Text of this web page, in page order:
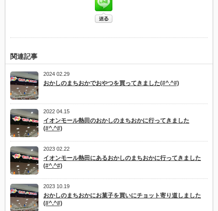
関連記事
2024 02.29
おかしのまちおかでおやつを買ってきました(#^.^#)
2022 04.15
イオンモール熱田のおかしのまちおかに行ってきました
(#^.^#)
2023 02.22
イオンモール熱田にあるおかしのまちおかに行ってきました
(#^.^#)
2023 10.19
おかしのまちおかにお菓子を買いにチョット寄り道しました
(#^.^#)